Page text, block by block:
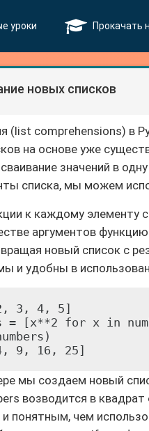
уроки Прокачать
новых списков
(list comprehensions) в
на основе уже
значений в
списка, мы можем
к каждому элементу
аргументов
новый список с
и удобны в
3, 4, 5]
= [x**2 for x in
мы создаем новый
возводится в
понятным, чем